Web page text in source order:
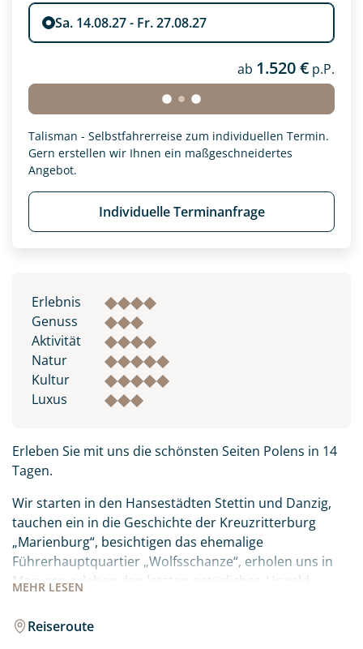
Sa. 14.08.27 - Fr. 27.08.27
ab 1.520 € p.P.
Talisman - Selbstfahrerreise zum individuellen Termin.
Gern erstellen wir Ihnen ein maßgeschneidertes
Angebot.
Individuelle Terminanfrage
Erlebnis
Genuss
Aktivität
Natur
Kultur
Luxus
MEHR LESEN
Erleben Sie mit uns die schönsten Seiten Polens in 14
Tagen.
Wir starten in den Hansestädten Stettin und Danzig,
tauchen ein in die Geschichte der Kreuzritterburg
„Marienburg“, besichtigen das ehemalige
Führerhauptquartier „Wolfsschanze“, erholen uns in
Masuren erleben den letzten natürlichen Urwald
Hauptstadt auf uns – Grabstätte vieler wichtiger
polnischer Könige, jedoch auch „Augusts dem Starken“,
Reiseroute